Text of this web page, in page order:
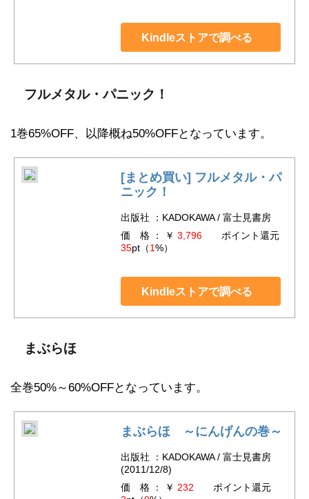
Kindleストアで調べる
フルメタル・パニック！
1巻65%OFF、以降概ね50%OFFとなっています。
[まとめ買い] フルメタル・パ
ニック！
出版社 ：KADOKAWA / 富士見書房
価 格 ： ￥ 3,796ポイント還元
35pt（1%）
Kindleストアで調べる
まぶらほ
全巻50%～60%OFFとなっています。
まぶらほ ～にんげんの巻～
出版社 ：KADOKAWA / 富士見書房
(2011/12/8)
価 格 ： ￥ 232 ポイント還元